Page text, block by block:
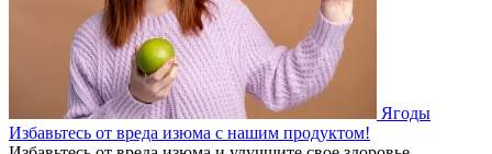
Ягоды
Избавьтесь от вреда изюма с нашим продуктом!